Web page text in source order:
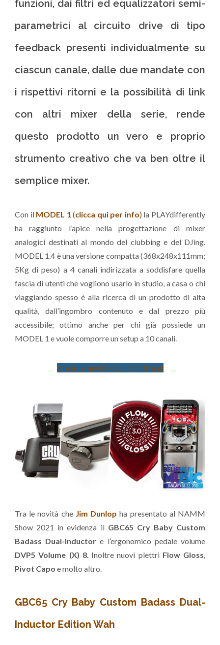
funzioni, dai filtri ed equalizzatori semi-
parametrici al circuito drive di tipo
feedback presenti individualmente su
ciascun canale, dalle due mandate con
i rispettivi ritorni e la possibilità di link
con altri mixer della serie, rende
questo prodotto un vero e proprio
strumento creativo che va ben oltre il
semplice mixer.
Con il MODEL 1 (clicca qui per info)la PLAYdifferently
ha raggiunto l’apice nella progettazione di mixer
analogici destinati al mondo del clubbing e del DJing.
MODEL 1.4 è una versione compatta (368x248x111mm;
5Kg di peso) a 4 canali indirizzata a soddisfare quella
fascia di utenti che vogliono usarlo in studio, a casa o chi
viaggiando spesso è alla ricerca di un prodotto di alta
qualità, dall’ingombro contenuto e dal prezzo più
accessibile; ottimo anche per chi già possiede un
MODEL 1 e vuole comporre un setup a 10 canali.
Scopri le novità degli altri brand
Tra le novità che Jim Dunlop ha presentato al NAMM
Show 2021 in evidenza il GBC65 Cry Baby Custom
Badass Dual-Inductor e l’ergonomico pedale volume
DVP5 Volume (X) 8. Inoltre nuovi plettri Flow Gloss
Pivot Capo e molto altro.
GBC65 Cry Baby Custom Badass Dual-
Inductor Edition Wah